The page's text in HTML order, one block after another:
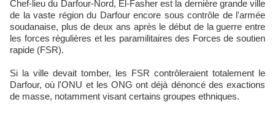
Chef-lieu du Darfour-Nord, El-Fasher est la dernière grande ville
de la vaste région du Darfour encore sous contrôle de l'armée
soudanaise, plus de deux ans après le début de la guerre entre
les forces régulières et les paramilitaires des Forces de soutien
rapide (FSR).
Si la ville devait tomber, les FSR contrôleraient totalement le
Darfour, où l'ONU et les ONG ont déjà dénoncé des exactions
de masse, notamment visant certains groupes ethniques.